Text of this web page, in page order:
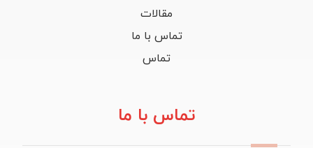
مقالات
تماس با ما
تماس
تماس با ما